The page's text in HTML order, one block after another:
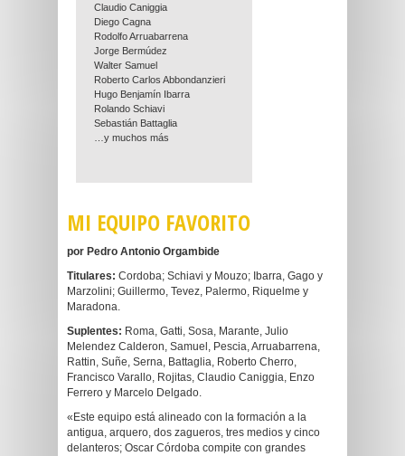
Claudio Caniggia
Diego Cagna
Rodolfo Arruabarrena
Jorge Bermúdez
Walter Samuel
Roberto Carlos Abbondanzieri
Hugo Benjamín Ibarra
Rolando Schiavi
Sebastián Battaglia
…y muchos más
MI EQUIPO FAVORITO
por Pedro Antonio Orgambide
Titulares: Cordoba; Schiavi y Mouzo; Ibarra, Gago y
Marzolini; Guillermo, Tevez, Palermo, Riquelme y
Maradona.
Suplentes: Roma, Gatti, Sosa, Marante, Julio
Melendez Calderon, Samuel, Pescia, Arruabarrena,
Rattin, Suñe, Serna, Battaglia, Roberto Cherro,
Francisco Varallo, Rojitas, Claudio Caniggia, Enzo
Ferrero y Marcelo Delgado.
«Este equipo está alineado con la formación a la
antigua, arquero, dos zagueros, tres medios y cinco
delanteros; Oscar Córdoba compite con grandes